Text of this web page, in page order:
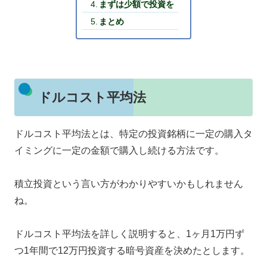
まずは少額で投資を
まとめ
ドルコスト平均法
ドルコスト平均法とは、特定の投資銘柄に一定の購入タ
イミングに一定の金額で購入し続ける方法です。
積立投資という言い方がわかりやすいかもしれません
ね。
ドルコスト平均法を詳しく説明すると、1ヶ月1万円ず
つ1年間で12万円投資する暗号資産を決めたとします。